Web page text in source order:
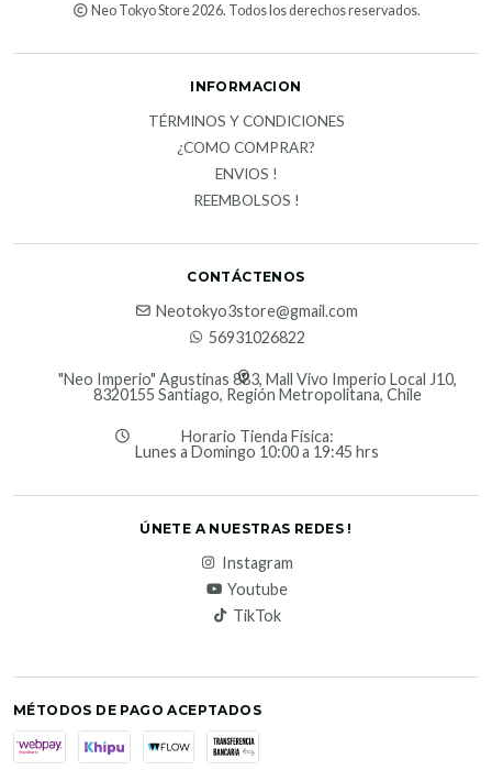
Neo Tokyo Store 2026. Todos los derechos reservados.
INFORMACION
TÉRMINOS Y CONDICIONES
¿COMO COMPRAR?
ENVIOS !
REEMBOLSOS !
CONTÁCTENOS
Neotokyo3store@gmail.com
56931026822
"Neo Imperio" Agustinas 883, Mall Vivo Imperio Local J10,
8320155 Santiago, Región Metropolitana, Chile
Horario Tienda Física:
Lunes a Domingo 10:00 a 19:45 hrs
ÚNETE A NUESTRAS REDES !
Instagram
Youtube
TikTok
MÉTODOS DE PAGO ACEPTADOS